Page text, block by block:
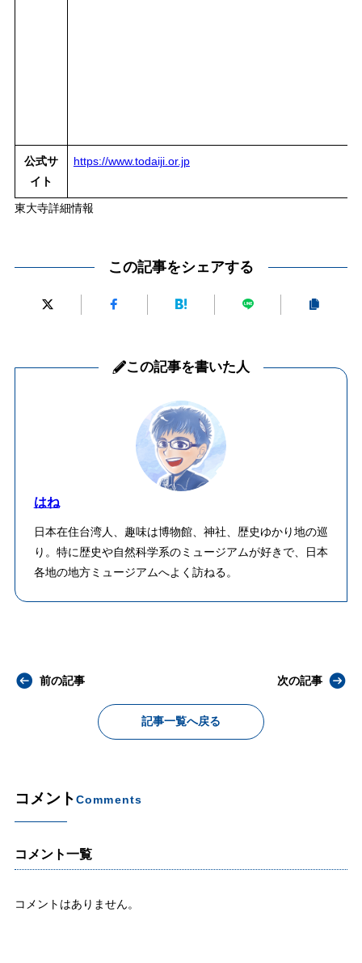
公式サ
イト
https://www.todaiji.or.jp
東大寺詳細情報
この記事をシェアする
この記事を書いた人
はね
日本在住台湾人、趣味は博物館、神社、歴史ゆかり地の巡
り。特に歴史や自然科学系のミュージアムが好きで、日本
各地の地方ミュージアムへよく訪ねる。
前の記事
記事一覧へ戻る
次の記事
コメントComments
コメント一覧
コメントはありません。